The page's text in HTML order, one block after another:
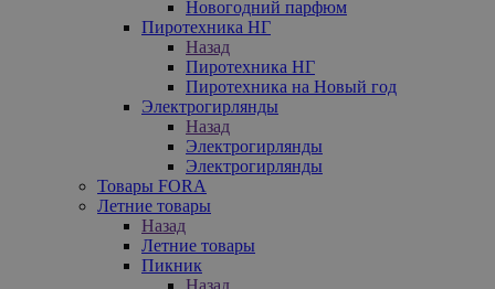
Новогодний парфюм
Пиротехника НГ
Назад
Пиротехника НГ
Пиротехника на Новый год
Электрогирлянды
Назад
Электрогирлянды
Электрогирлянды
Товары FORA
Летние товары
Назад
Летние товары
Пикник
Назад